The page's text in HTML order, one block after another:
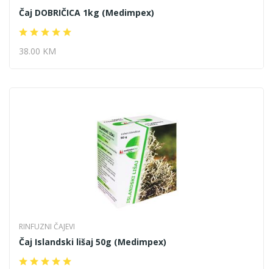
Čaj DOBRIČICA 1kg (Medimpex)
38.00 KM
RINFUZNI ČAJEVI
Čaj Islandski lišaj 50g (Medimpex)